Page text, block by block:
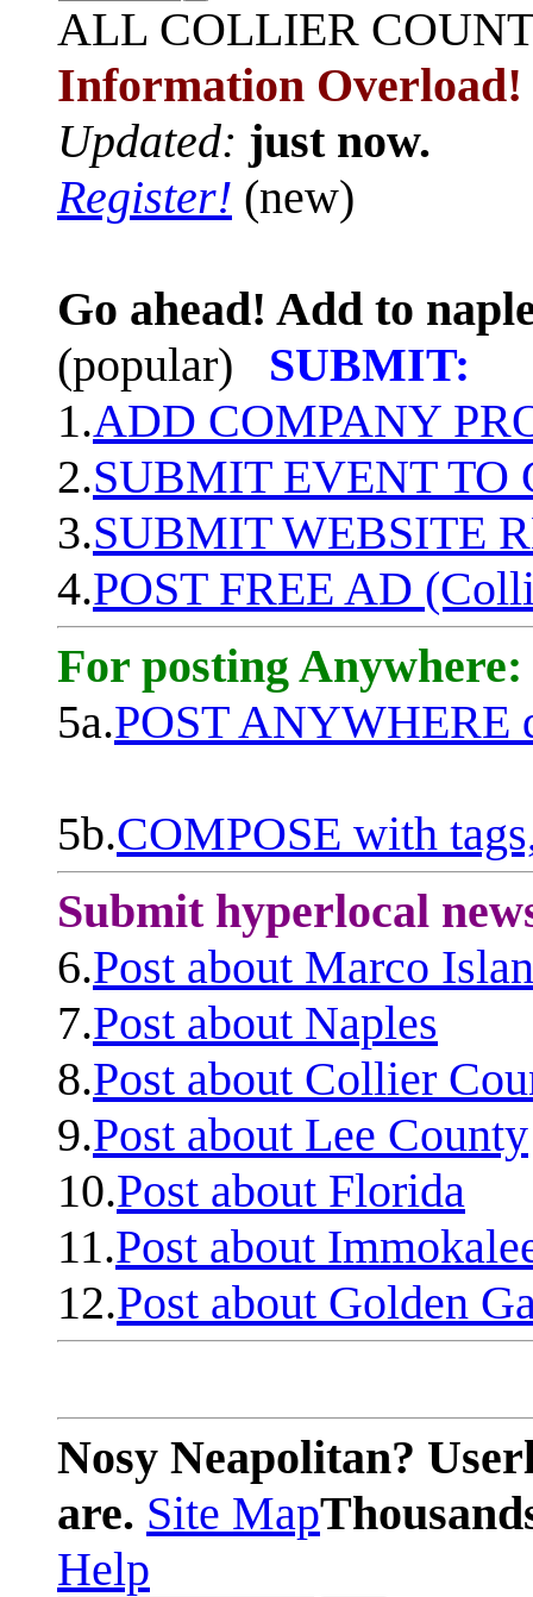
ALL COLLIER
Information Overload!
Updated: just now.
Register! (new)
Go ahead! Add to
(popular)
SUBMIT:
1.ADD COMPANY
2.SUBMIT EVENT TO
3.SUBMIT WEBSITE
4.POST FREE AD
For posting Anywhere:
5a.POST ANYWHERE
5b.COMPOSE with
Submit hyperlocal
6.Post about Marco
7.Post about Naples
8.Post about Collier
9.Post about Lee County
10.Post about Florida
11.Post about
12.Post about Golden
Nosy Neapolitan?
are. Site Map
Help